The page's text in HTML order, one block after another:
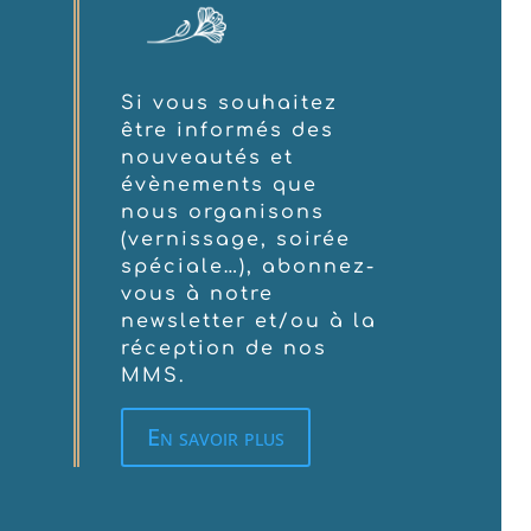
Si vous souhaitez
être informés des
nouveautés et
évènements que
nous organisons
(vernissage, soirée
spéciale…), abonnez-
vous à notre
newsletter et/ou à la
réception de nos
MMS.
En savoir plus